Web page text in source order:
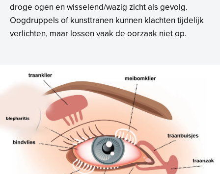
droge ogen en wisselend/wazig zicht als gevolg.
Oogdruppels of kunsttranen kunnen klachten tijdelijk
verlichten, maar lossen vaak de oorzaak niet op.